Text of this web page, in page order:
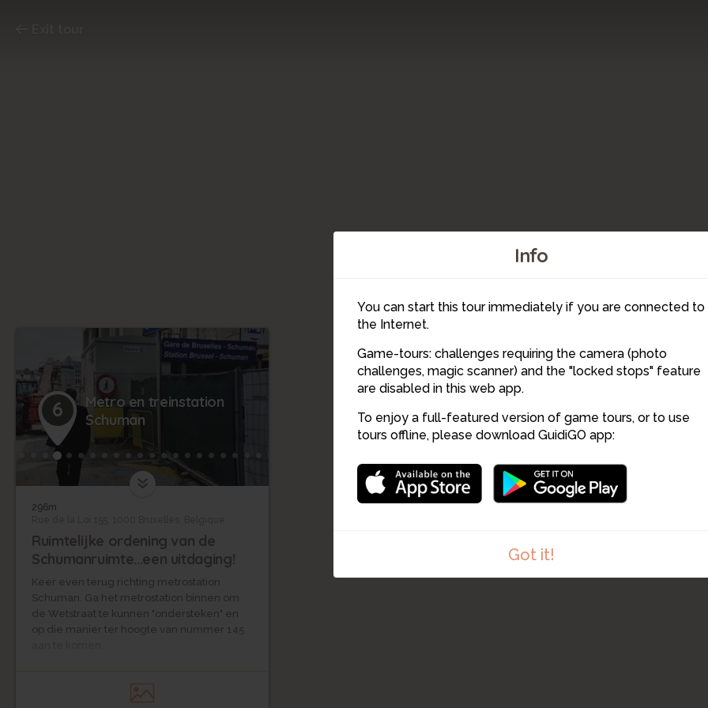
Info
You can start this tour immediately if you are connected to
the Internet.
Game-tours: challenges requiring the camera (photo
challenges, magic scanner) and the "locked stops" feature
are disabled in this web app.
To enjoy a full-featured version of game tours, or to use
tours offline, please download GuidiGO app:
Got it!
7
6
5 4
6
Metro en treinstation
Schuman
296m
Ruimtelijke ordening van de
Schumanruimte...een uitdaging!
Keer even terug richting metrostation
Schuman. Ga het metrostation binnen om
de Wetstraat te kunnen "ondersteken" en
op die manier ter hoogte van nummer 145
een echte uitdaging voor het Brussels